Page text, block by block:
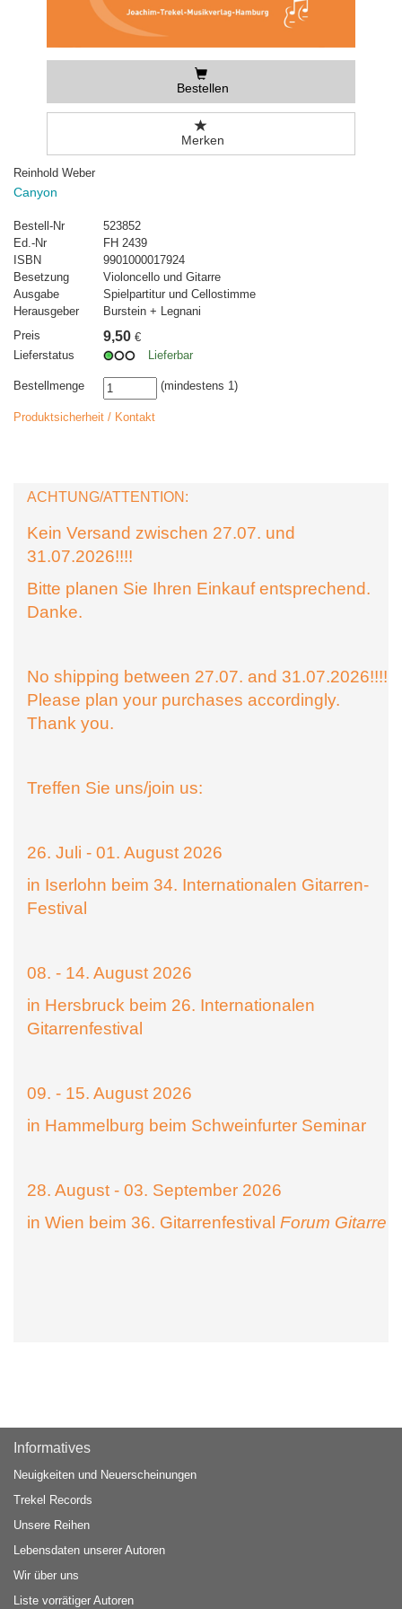
Bestellen
Merken
Reinhold Weber
Canyon
Bestell-Nr
523852
Ed.-Nr
FH 2439
ISBN
9901000017924
Besetzung
Violoncello und Gitarre
Ausgabe
Spielpartitur und Cellostimme
Herausgeber
Burstein + Legnani
Preis
9,50 €
Lieferstatus
Lieferbar
Bestellmenge (mindestens 1)
Produktsicherheit / Kontakt
ACHTUNG/ATTENTION:
Kein Versand zwischen 27.07. und
31.07.2026!!!!
Bitte planen Sie Ihren Einkauf entsprechend.
Danke.
No shipping between 27.07. and 31.07.2026!!!!
Please plan your purchases accordingly.
Thank you.
Treffen Sie uns/join us:
26. Juli - 01. August 2026
in Iserlohn beim 34. Internationalen Gitarren-
Festival
08. - 14. August 2026
in Hersbruck beim 26. Internationalen
Gitarrenfestival
09. - 15. August 2026
in Hammelburg beim Schweinfurter Seminar
28. August - 03. September 2026
in Wien beim 36. Gitarrenfestival Forum Gitarre
Informatives
Neuigkeiten und Neuerscheinungen
Trekel Records
Unsere Reihen
Lebensdaten unserer Autoren
Wir über uns
Liste vorrätiger Autoren